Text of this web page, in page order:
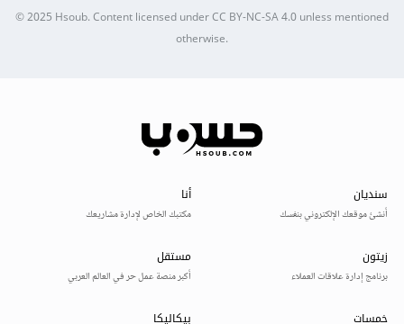
© 2025Hsoub.Content licensed underCC BY-NC-SA 4.0unless mentioned
otherwise.